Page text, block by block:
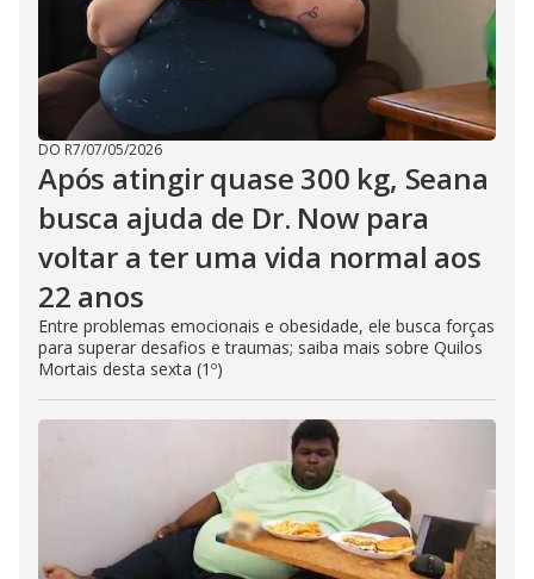
DO R7/07/05/2026
Após atingir quase 300 kg, Seana
busca ajuda de Dr. Now para
voltar a ter uma vida normal aos
22 anos
Entre problemas emocionais e obesidade, ele busca forças
para superar desafios e traumas; saiba mais sobre Quilos
Mortais desta sexta (1º)